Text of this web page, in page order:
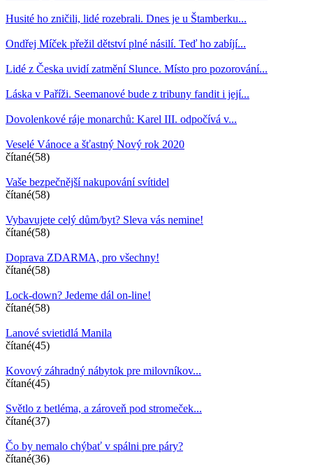
Husité ho zničili, lidé rozebrali. Dnes je u Štamberku...
Ondřej Míček přežil dětství plné násilí. Teď ho zabíjí...
Lidé z Česka uvidí zatmění Slunce. Místo pro pozorování...
Láska v Paříži. Seemanové bude z tribuny fandit i její...
Dovolenkové ráje monarchů: Karel III. odpočívá v...
Veselé Vánoce a šťastný Nový rok 2020
čítané(58)
Vaše bezpečnější nakupování svítidel
čítané(58)
Vybavujete celý dům/byt? Sleva vás nemine!
čítané(58)
Doprava ZDARMA, pro všechny!
čítané(58)
Lock-down? Jedeme dál on-line!
čítané(58)
Lanové svietidlá Manila
čítané(45)
Kovový záhradný nábytok pre milovníkov...
čítané(45)
Světlo z betléma, a zároveň pod stromeček...
čítané(37)
Čo by nemalo chýbať v spálni pre páry?
čítané(36)